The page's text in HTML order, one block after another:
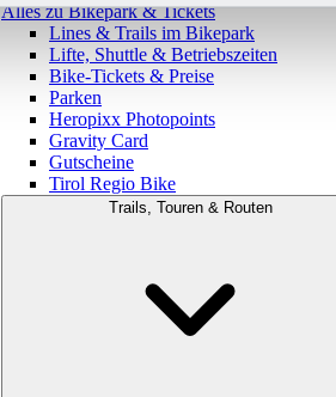
Alles zu Bikepark & Tickets
Lines & Trails im Bikepark
Lifte, Shuttle & Betriebszeiten
Bike-Tickets & Preise
Parken
Heropixx Photopoints
Gravity Card
Gutscheine
Tirol Regio Bike
Trails, Touren & Routen